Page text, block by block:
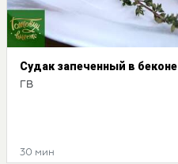
Судак запеченный в беконе
ГВ
30 мин